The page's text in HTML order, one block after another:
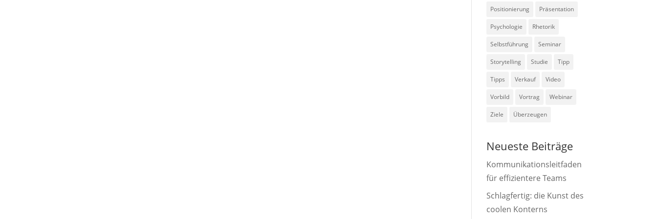
Positionierung Präsentation
Psychologie Rhetorik
Selbstführung Seminar
Storytelling Studie Tipp
Tipps Verkauf Video
Vorbild Vortrag Webinar
Ziele Überzeugen
Neueste Beiträge
Kommunikationsleitfaden
für effizientere Teams
Schlagfertig: die Kunst des
coolen Konterns